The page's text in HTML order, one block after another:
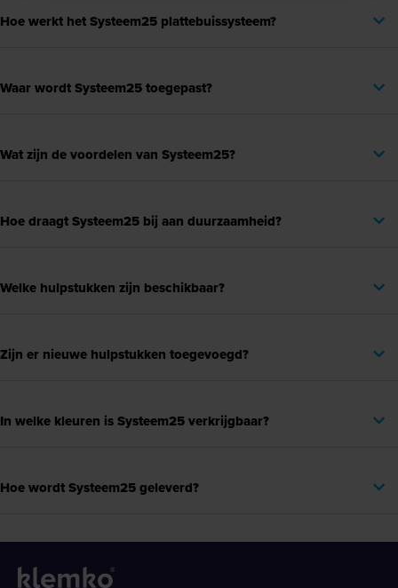
Hoe werkt het Systeem25 plattebuissysteem?
Waar wordt Systeem25 toegepast?
Wat zijn de voordelen van Systeem25?
Hoe draagt Systeem25 bij aan duurzaamheid?
Welke hulpstukken zijn beschikbaar?
Zijn er nieuwe hulpstukken toegevoegd?
In welke kleuren is Systeem25 verkrijgbaar?
Hoe wordt Systeem25 geleverd?